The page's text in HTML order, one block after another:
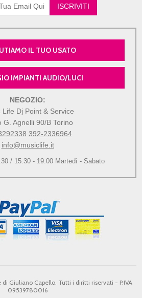
IL TUO USATO
IMPIANTI AUDIO/LUCI
NEGOZIO:
Life Dj Point & Service
G. Agnelli 90/B Torino
392-2336964
info@musiclife.it
/ 15:30 - 19:00 Martedì - Sabato
Giuliano Capello. Tutti i diritti riservati - P.IVA
09539780016